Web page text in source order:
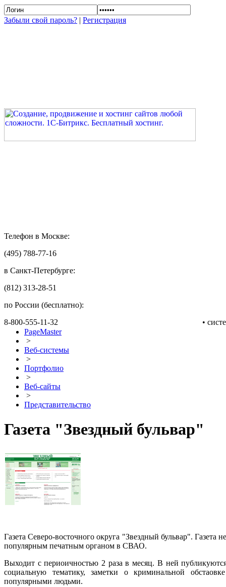
Забыли свой пароль? | Регистрация
Телефон в Москве:
(495) 788-77-16
в Санкт-Петербурге:
(812) 313-28-51
по России (бесплатно):
8-800-555-11-32
•
PageMaster
>
Веб-системы
>
Портфолио
>
Веб-сайты
>
Представительство
Газета "Звездный бульвар"
Газета Северо-восточного округа "Звездный бульвар". Газета
популярным печатным органом в СВАО.
Выходит с периоичностью 2 раза в месяц. В ней
социальную тематику, заметки о криминальной
популярными людьми.